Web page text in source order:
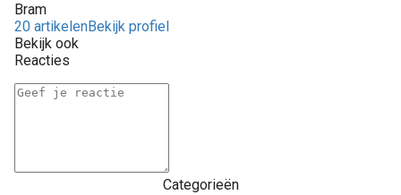
Bram
20 artikelenBekijk profiel
Bekijk ook
Reacties
Categorieën